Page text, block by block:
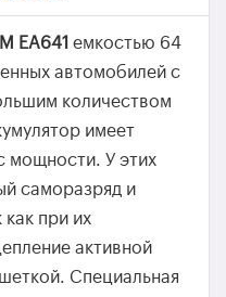
EA641 емкостью 64
автомобилей с
количеством
имеет
мощности. У этих
саморазряд и
при их
активной
Специальная